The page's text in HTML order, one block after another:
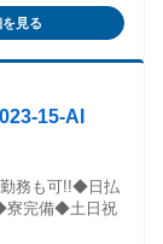
則
れに近い勤務
見る
15-AI
勤務も可!!◆日払
寮完備◆土日祝